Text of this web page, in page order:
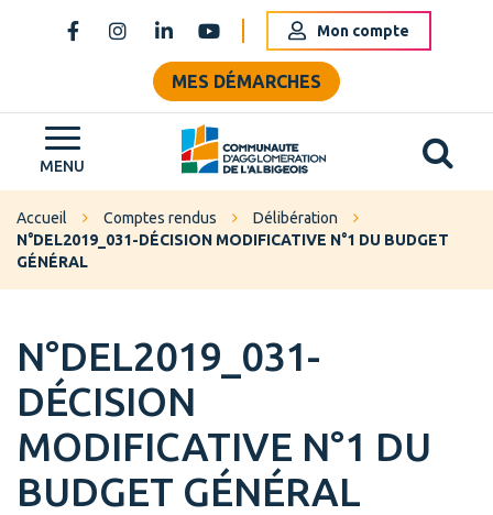
Lien vers le compte Facebook
Lien vers le compte Instagram
Lien vers le compte Linkedin
Lien vers la chaîne Youtube
Mon compte
MES DÉMARCHES
MENU Grand Albigeois
Accueil Comptes rendus
Délibération
N°DEL2019_031-DÉCISION MODIFICATIVE N°1 DU BUDGET
GÉNÉRAL
N°DEL2019_031-
DÉCISION
MODIFICATIVE N°1 DU
BUDGET GÉNÉRAL